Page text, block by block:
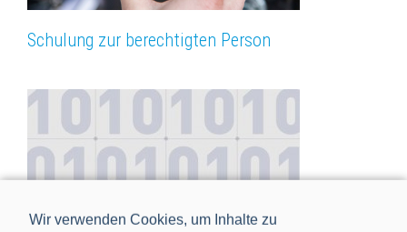
Wir verwenden Cookies, um Inhalte zu
Schulung zur berechtigten Person